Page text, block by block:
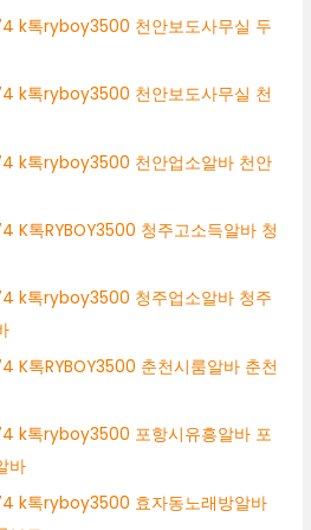
k톡ryboy3500 천안보도사무실 두
k톡ryboy3500 천안보도사무실 천
k톡ryboy3500 천안업소알바 천안
K톡RYBOY3500 청주고소득알바 청
k톡ryboy3500 청주업소알바 청주
K톡RYBOY3500 춘천시룸알바 춘천
k톡ryboy3500 포항시유흥알바 포
바
k톡ryboy3500 효자동노래방알바